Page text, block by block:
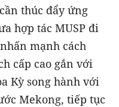
thúc đẩy ứng
hợp tác MUSP đi
mạnh cách
cấp cao gắn với
Kỳ song hành với
Mekong, tiếp tục